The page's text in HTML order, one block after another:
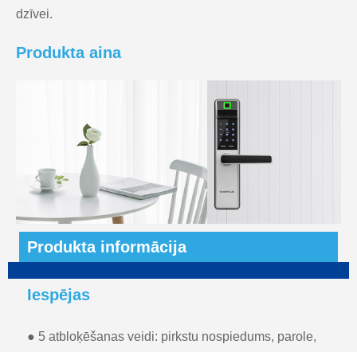
dzīvei.
Produkta aina
Produkta informācija
Iespējas
● 5 atbloķēšanas veidi: pirkstu nospiedums, parole,